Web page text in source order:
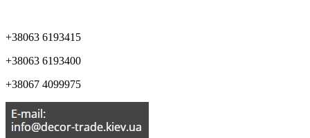
+38063 6193415
+38063 6193400
+38067 4099975